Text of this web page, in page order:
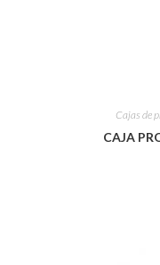
Cajas de
CAJA